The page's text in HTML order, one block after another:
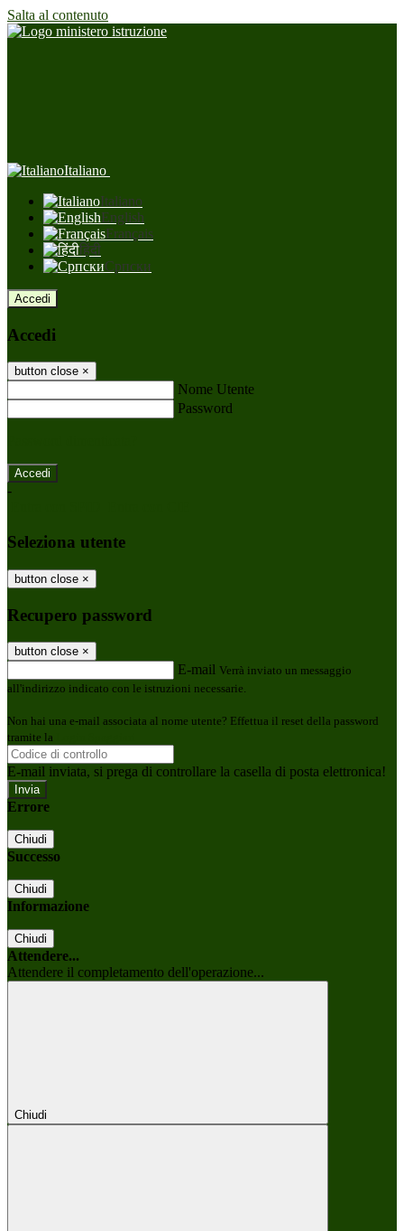
Salta al contenuto
Italiano
Italiano
English
Français
हिंदी
Српски
Accedi
Accedi
button close ×
Nome Utente
Password
-
Seleziona utente
button close ×
Recupero password
button close ×
E-mail Verrà inviato un messaggio
all'indirizzo indicato con le istruzioni necessarie.
Non hai una e-mail associata al nome utente? Effettua il reset della password
tramite la
E-mail inviata, si prega di controllare la casella di posta elettronica!
Errore
Chiudi
Successo
Chiudi
Informazione
Chiudi
Attendere...
Attendere il completamento dell'operazione...
Chiudi